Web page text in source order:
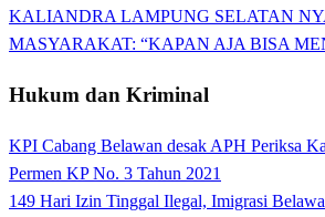
KALIANDRA LAMPUNG SELATAN
MASYARAKAT: “KAPAN AJA BISA
Hukum dan Kriminal
KPI Cabang Belawan desak APH Periksa
Permen KP No. 3 Tahun 2021
149 Hari Izin Tinggal Ilegal, Imigrasi